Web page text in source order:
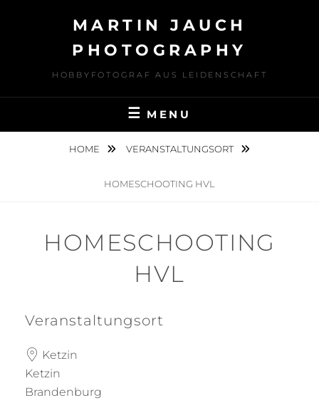
MARTIN JAUCH
PHOTOGRAPHY
HOBBYFOTOGRAF AUS LEIDENSCHAFT
MENU
HOME VERANSTALTUNGSORT
HOMESCHOOTING HVL
HOMESCHOOTING
HVL
Veranstaltungsort
Ketzin
Ketzin
Brandenburg